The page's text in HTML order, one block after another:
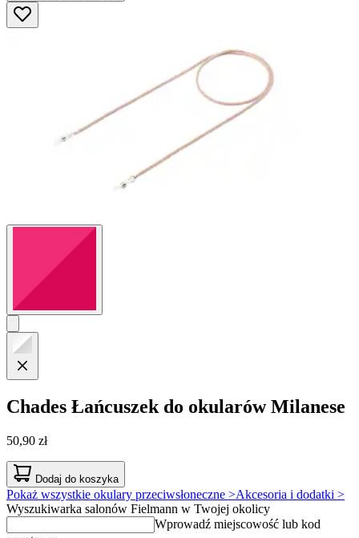
Chades Łańcuszek do okularów Milanese
50,90 zł
Dodaj do koszyka
Pokaż wszystkie okulary przeciwsłoneczne >Akcesoria i dodatki >
Wyszukiwarka salonów Fielmann w Twojej okolicy
Wprowadź miejscowość lub kod